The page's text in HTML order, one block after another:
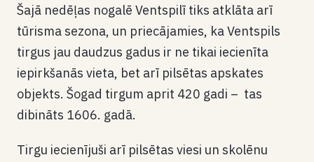
Šajā nedēļas nogalē Ventspilī tiks atklāta arī
tūrisma sezona, un priecājamies, ka Ventspils
tirgus jau daudzus gadus ir ne tikai iecienīta
iepirkšanās vieta, bet arī pilsētas apskates
objekts. Šogad tirgum aprit 420 gadi – tas
dibināts 1606. gadā.
Tirgu iecienījuši arī pilsētas viesi un skolēnu